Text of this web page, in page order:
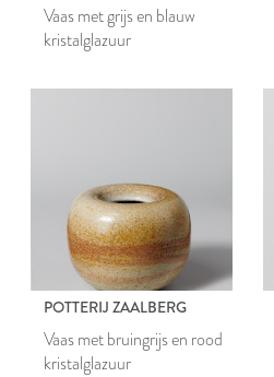
Vaas met grijs en blauw
kristalglazuur
POTTERIJ ZAALBERG
Vaas met bruingrijs en rood
kristalglazuur